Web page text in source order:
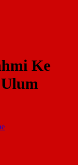
Ke